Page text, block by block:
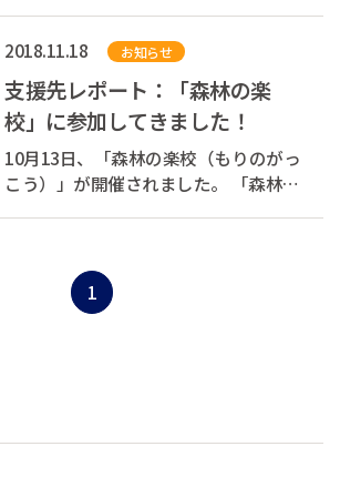
に、世界とまちを元気にできる、そん
な素敵な循環をつくります。 現在、会
員登録キャンペーン...
2018.11.18 お知らせ
支援先レポート：「森林の楽
校」に参加してきました！
10月13日、「森林の楽校（もりのがっ
こう）」が開催されました。 「森林の
一つ、認定NPO法人「JUON
NETWORK」さんが行っている活動で
1